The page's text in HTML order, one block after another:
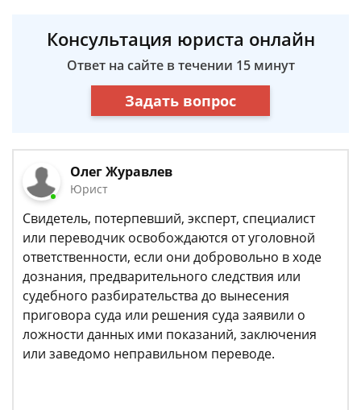
Консультация юриста онлайн
Ответ на сайте в течении 15 минут
Задать вопрос
Олег Журавлев
Юрист
Свидетель, потерпевший, эксперт, специалист
или переводчик освобождаются от уголовной
ответственности, если они добровольно в ходе
дознания, предварительного следствия или
судебного разбирательства до вынесения
приговора суда или решения суда заявили о
ложности данных ими показаний, заключения
или заведомо неправильном переводе.